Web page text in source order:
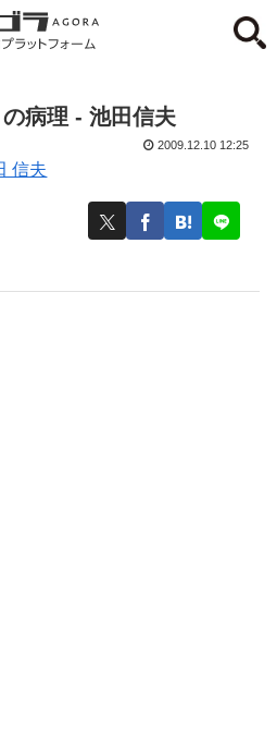
の病理 - 池田信夫
信夫
2009.12.10 12:25